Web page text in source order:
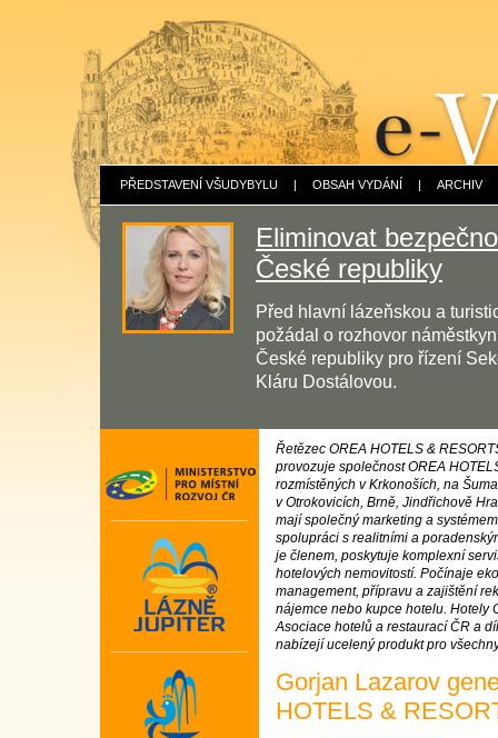
PŘEDSTAVENÍ VŠUDYBYLU | OBSAH VYDÁNÍ | ARCHIV
Eliminovat
České republiky
Před hlavní lázeňskou a
požádal o rozhovor
České republiky pro řízení
Kláru Dostálovou.
Řetězec OREA HOTELS &
provozuje společnost OREA
rozmístěných v Krkonoších, na
v Otrokovicích, Brně, Jindřichově
mají společný marketing a
spolupráci s realitními a
je členem, poskytuje komplexní
hotelových nemovitostí. Počínaje
management, přípravu a zajištění
nájemce nebo kupce hotelu. Hotely
Asociace hotelů a restaurací ČR a
nabízejí ucelený produkt pro
Gorjan Lazarov
HOTELS &